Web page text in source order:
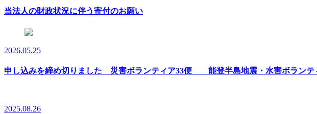
当法人の財政状況に伴う寄付のお願い
2026.05.25
申し込みを締め切りました 災害ボランティア33便 能登半島地震・水害ボランテ
2025.08.26